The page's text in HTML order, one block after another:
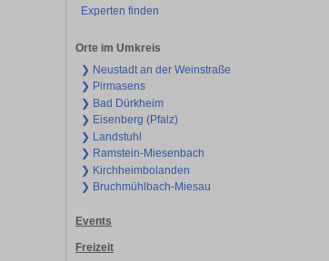
Experten finden
Orte im Umkreis
❯ Neustadt an der Weinstraße
❯ Pirmasens
❯ Bad Dürkheim
❯ Eisenberg (Pfalz)
❯ Landstuhl
❯ Ramstein-Miesenbach
❯ Kirchheimbolanden
❯ Bruchmühlbach-Miesau
Events
Freizeit